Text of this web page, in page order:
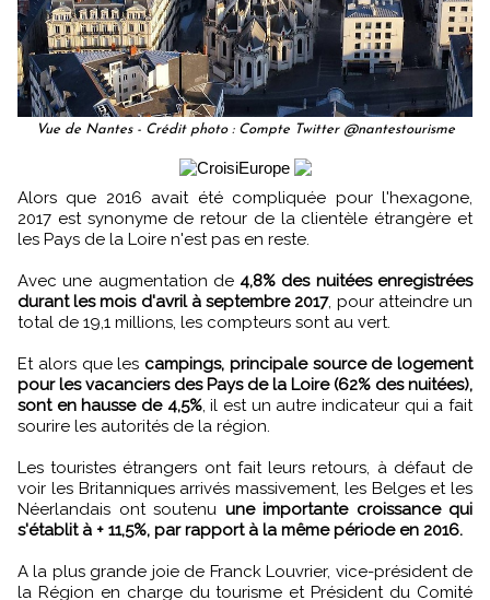
Vue de Nantes - Crédit photo : Compte Twitter @nantestourisme
Alors que 2016 avait été compliquée pour l'hexagone,
2017 est synonyme de retour de la clientèle étrangère et
les Pays de la Loire n'est pas en reste.
Avec une augmentation de4,8% des nuitées enregistrées
durant les mois d'avril à septembre 2017, pour atteindre un
total de 19,1 millions, les compteurs sont au vert.
Et alors que les campings, principale source de logement
pour les vacanciers des Pays de la Loire (62% des nuitées),
sont en hausse de 4,5%, il est un autre indicateur qui a fait
sourire les autorités de la région.
Les touristes étrangers ont fait leurs retours, à défaut de
voir les Britanniques arrivés massivement, les Belges et les
Néerlandais ont soutenu une importante croissance qui
s'établit à + 11,5%, par rapport à la même période en 2016.
A la plus grande joie de Franck Louvrier, vice-président de
la Région en charge du tourisme et Président du Comité